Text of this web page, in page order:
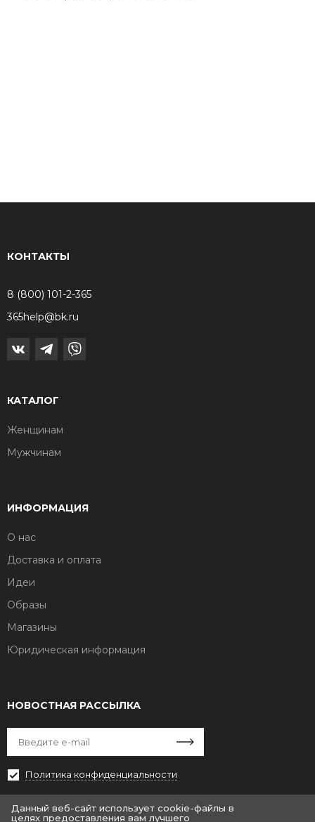
КОНТАКТЫ
8 (800) 101-2-365
365help@bk.ru
КАТАЛОГ
Женщинам
Мужчинам
ИНФОРМАЦИЯ
О нас
Доставка и оплата
Идеи
Образы
Магазины
Юридическая информация
НОВОСТНАЯ РАССЫЛКА
Политика конфиденциальности
Первая кампания
Данный веб-сайт использует cookie-файлы в
целях предоставления вам лучшего